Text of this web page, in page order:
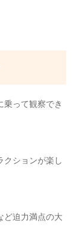
って観察でき
クションが楽し
ど迫力満点の大